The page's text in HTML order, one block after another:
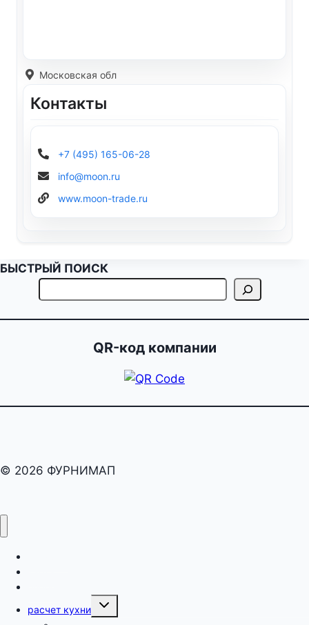
Московская обл
Контакты
+7 (495) 165-06-28
info@moon.ru
www.moon-trade.ru
БЫСТРЫЙ ПОИСК
QR-код компании
© 2026 ФУРНИМАП
расчет кухни
Переключить
дочернее